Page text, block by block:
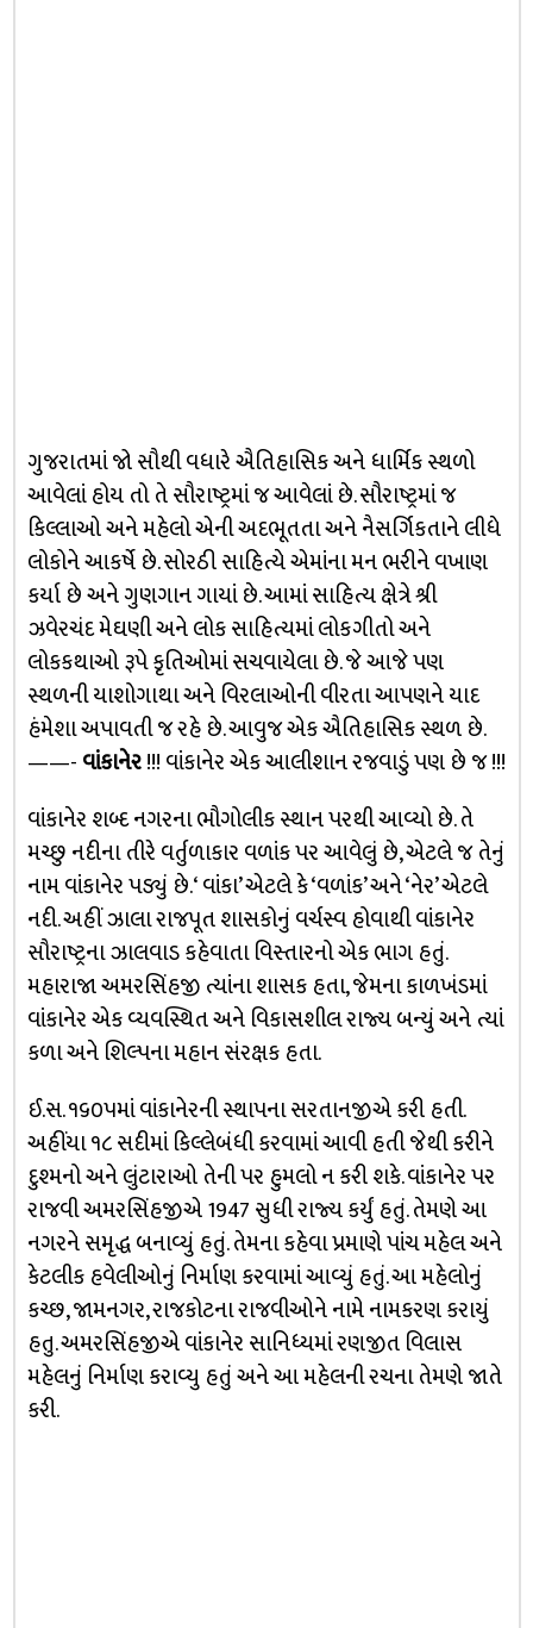
ગુજરાતમાં જો સૌથી વધારે ઐતિહાસિક અને ધાર્મિક સ્થળો
આવેલાં હોય તો તે સૌરાષ્ટ્રમાં જ આવેલાં છે. સૌરાષ્ટ્રમાં જ
કિલ્લાઓ અને મહેલો એની અદભૂતતા અને નૈસર્ગિકતાને લીધે
લોકોને આકર્ષે છે. સોરઠી સાહિત્યે એમાંના મન ભરીને વખાણ
કર્યા છે અને ગુણગાન ગાયાં છે. આમાં સાહિત્ય ક્ષેત્રે શ્રી
ઝવેરચંદ મેઘણી અને લોક સાહિત્યમાં લોકગીતો અને
લોકકથાઓ રૂપે કૃતિઓમાં સચવાયેલા છે. જે આજે પણ
સ્થળની યાશોગાથા અને વિરલાઓની વીરતા આપણને યાદ
હંમેશા અપાવતી જ રહે છે. આવુજ એક ઐતિહાસિક સ્થળ છે.
——-વાંકાનેર!!! વાંકાનેર એક આલીશાન રજવાડું પણ છે જ !!!
વાંકાનેર શબ્દ નગરના ભૌગોલીક સ્થાન પરથી આવ્યો છે. તે
મચ્છુ નદીના તીરે વર્તુળાકાર વળાંક પર આવેલું છે, એટલે જ તેનું
નામ વાંકાનેર પડ્યું છે. ‘ વાંકા’ એટલે કે ‘વળાંક’ અને ‘નેર’ એટલે
નદી. અહીં ઝાલા રાજપૂત શાસકોનું વર્ચસ્વ હોવાથી વાંકાનેર
સૌરાષ્ટ્રના ઝાલવાડ કહેવાતા વિસ્તારનો એક ભાગ હતું.
મહારાજા અમરસિંહજી ત્યાંના શાસક હતા, જેમના કાળખંડમાં
વાંકાનેર એક વ્યવસ્થિત અને વિકાસશીલ રાજ્ય બન્યું અને ત્યાં
કળા અને શિલ્પના મહાન સંરક્ષક હતા.
ઈ.સ. ૧૬૦૫માં વાંકાનેરની સ્થાપના સરતાનજીએ કરી હતી.
અહીંયા ૧૮ સદીમાં કિલ્લેબંધી કરવામાં આવી હતી જેથી કરીને
દુશ્મનો અને લુંટારાઓ તેની પર હુમલો ન કરી શકે. વાંકાનેર પર
રાજવી અમરસિંહજીએ 1947 સુધી રાજ્ય કર્યું હતું. તેમણે આ
નગરને સમૃદ્ધ બનાવ્યું હતું. તેમના કહેવા પ્રમાણે પાંચ મહેલ અને
કેટલીક હવેલીઓનું નિર્માણ કરવામાં આવ્યું હતું. આ મહેલોનું
કચ્છ, જામનગર, રાજકોટના રાજવીઓને નામે નામકરણ કરાયું
હતુ. અમરસિંહજીએ વાંકાનેર સાનિધ્યમાં રણજીત વિલાસ
મહેલનું નિર્માણ કરાવ્યુ હતું અને આ મહેલની રચના તેમણે જાતે
કરી.